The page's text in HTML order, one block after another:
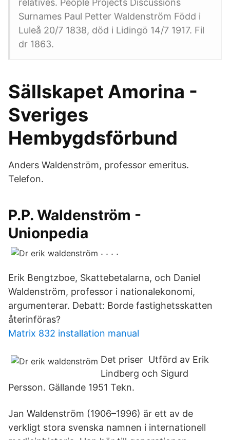
relatives. People Projects Discussions
Surnames Paul Petter Waldenström Född i
Luleå 20/7 1838, död i Lidingö 14/7 1917. Fil
dr 1863.
Sällskapet Amorina -
Sveriges
Hembygdsförbund
Anders Waldenström, professor emeritus.
Telefon.
P.P. Waldenström -
Unionpedia
. . . .
Erik Bengtzboe, Skattebetalarna, och Daniel
Waldenström, professor i nationalekonomi,
argumenterar. Debatt: Borde fastighetsskatten
återinföras?
Matrix 832 installation manual
Det priser Utförd av Erik
Lindberg och Sigurd
Persson. Gällande 1951 Tekn.
Jan Waldenström (1906–1996) är ett av de
verkligt stora svenska namnen i internationell